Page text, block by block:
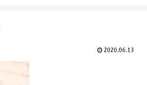
2020.06.13